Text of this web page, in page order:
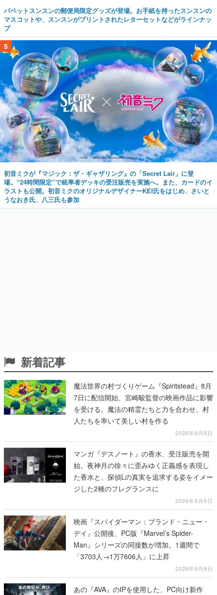
パペットスンスンの郵便局限定グッズが登場。お手紙を持ったスンスンの
マスコットや、スンスンがプリントされたレターセットなどがラインナッ
プ
5
初音ミクが『マジック：ザ・ギャザリング』の「Secret Lair」に登
場。“24時間限定”で統率者デッキの受注販売を実施へ。また、カードのイ
ラストも公開。初音ミクのオリジナルデザイナーKEI氏をはじめ、さいと
うなおき氏、八三氏も参加
新着記事
魔法世界の村づくりゲーム『Spiritstead』8月
7日に配信開始、宮崎駿監督の映画作品に影響
を受ける。魔法の精霊たちと力を合わせ、村
人たちを率いて美しい村を作る
2026年8月6日
マンガ『デスノート』の香水、受注販売を開
始。夜神月の徐々に歪みゆく正義感を表現し
た香水と、探偵Lの真実を追求する姿をイメー
ジした2種のフレグランスに
2026年8月6日
映画『スパイダーマン：ブランド・ニュー・
デイ』公開後、PC版『Marvel’s Spider-
Man』シリーズの同接数が増加。1週間で
「3703人→1万7606人」に上昇
2026年8月6日
あの『AVA』のIPを使用した、PC向け新作